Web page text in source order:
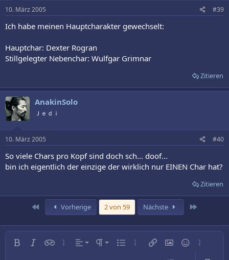
10. März 2005 #39
Ich habe meinen Hauptcharakter gewechselt:
Hauptchar: Dexter Rogran
Stillgelegter Nebenchar: Wulfgar Grimnar
Zitieren
AnakinSolo
Ｊｅｄｉ
10. März 2005 #40
So viele Chars pro Kopf sind doch sch... doof...
bin ich eigentlich der einzige der wirklich nur EINEN Char hat?
Zitieren
Erste Vorherige 2 von 59 Nächste
Fett KursivInline-Spoiler
Weitere…Ausrichtung
Linksbündig
Absatzformatierung
Normal Ungeordnete Liste
Weitere…Link einfügen
Bild einfügen
SmileysWeitere…